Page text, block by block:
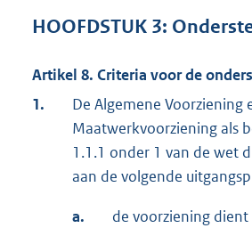
HOOFDSTUK 3:
Artikel 8. Criteria voor de
1.
De Algemene Voorziening
Maatwerkvoorziening als
1.1.1 onder 1 van de wet
aan de volgende
a.
de voorziening